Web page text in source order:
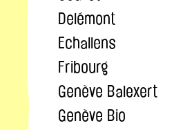
Delémont
Echallens
Fribourg
Genève Balexert
Genève Bio